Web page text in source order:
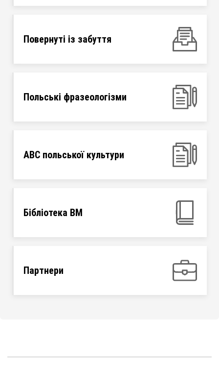
Повернуті із забуття
Польські фразеологізми
ABC польської культури
Бібліотека ВМ
Партнери